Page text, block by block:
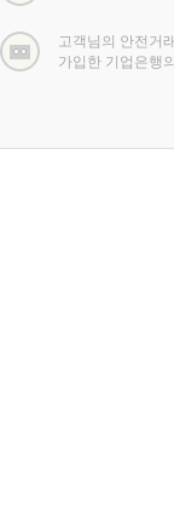
고객님의 안전거
가입한 기업은행